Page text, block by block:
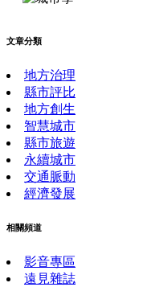
文章分類
地方治理
縣市評比
地方創生
智慧城市
縣市旅遊
永續城市
交通脈動
經濟發展
相關頻道
影音專區
遠見雜誌